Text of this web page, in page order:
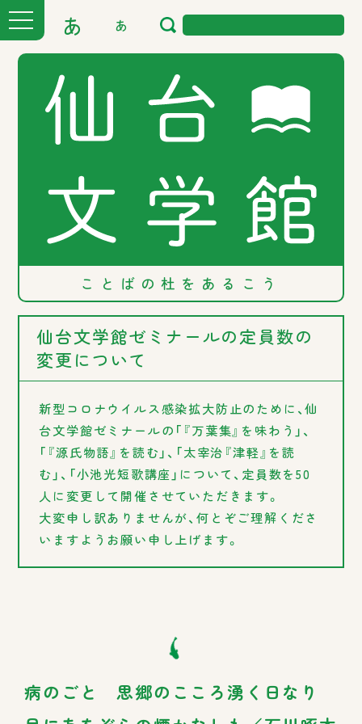
あ あ
ことばの 杜を あるこう
病のごと 思郷のこころ湧く日なり
仙台文学館ゼミナールの定員数の
変更について
新型コロナウイルス感染拡大防止のために、仙
台文学館ゼミナールの「『万葉集』を味わう」、
「『源氏物語』を読む」、「太宰治『津軽』を読
む」、「小池光短歌講座」について、定員数を50
人に変更して開催させていただきます。
大変申し訳ありませんが、何とぞご理解くださ
いますようお願い申し上げます。